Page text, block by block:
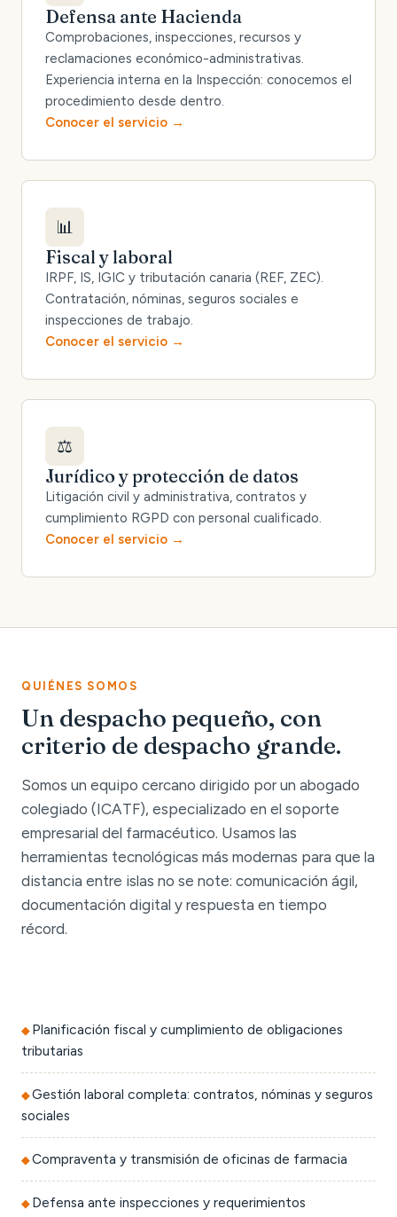
Defensa ante Hacienda
Comprobaciones, inspecciones, recursos y
reclamaciones económico-administrativas.
Experiencia interna en la Inspección: conocemos el
procedimiento desde dentro.
Conocer el servicio
📊
Fiscal y laboral
IRPF, IS, IGIC y tributación canaria (REF, ZEC).
Contratación, nóminas, seguros sociales e
inspecciones de trabajo.
Conocer el servicio
⚖️
Jurídico y protección de datos
Litigación civil y administrativa, contratos y
cumplimiento RGPD con personal cualificado.
Conocer el servicio
QUIÉNES SOMOS
Un despacho pequeño, con
criterio de despacho grande.
Somos un equipo cercano dirigido por un abogado
colegiado (ICATF), especializado en el soporte
empresarial del farmacéutico. Usamos las
herramientas tecnológicas más modernas para que la
distancia entre islas no se note: comunicación ágil,
documentación digital y respuesta en tiempo
récord.
Planificación fiscal y cumplimiento de obligaciones
tributarias
Gestión laboral completa: contratos, nóminas y seguros
sociales
Compraventa y transmisión de oficinas de farmacia
Defensa ante inspecciones y requerimientos